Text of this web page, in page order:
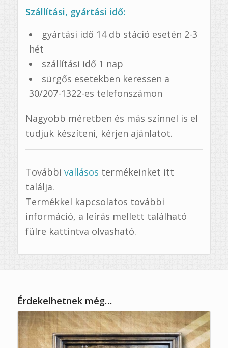
Szállítási, gyártási idő:
gyártási idő 14 db stáció esetén 2-3
hét
szállítási idő 1 nap
sürgős esetekben keressen a
30/207-1322-es telefonszámon
Nagyobb méretben és más színnel is el
tudjuk készíteni, kérjen ajánlatot.
További vallásos termékeinket itt
találja.
Termékkel kapcsolatos további
információ, a leírás mellett található
fülre kattintva olvasható.
Érdekelhetnek még…